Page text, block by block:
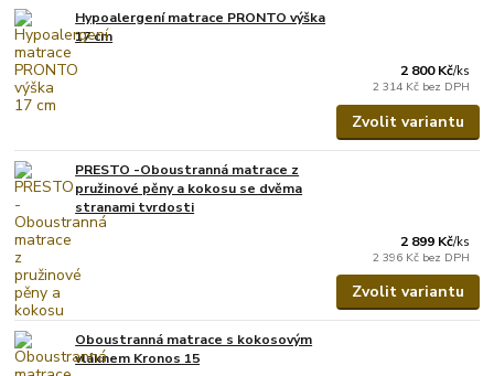
Hypoalergení matrace PRONTO výška
17 cm
2 800 Kč/ks
2 314 Kč bez DPH
Zvolit variantu
PRESTO -Oboustranná matrace z
pružinové pěny a kokosu se dvěma
stranami tvrdosti
2 899 Kč/ks
2 396 Kč bez DPH
Zvolit variantu
Oboustranná matrace s kokosovým
vláknem Kronos 15